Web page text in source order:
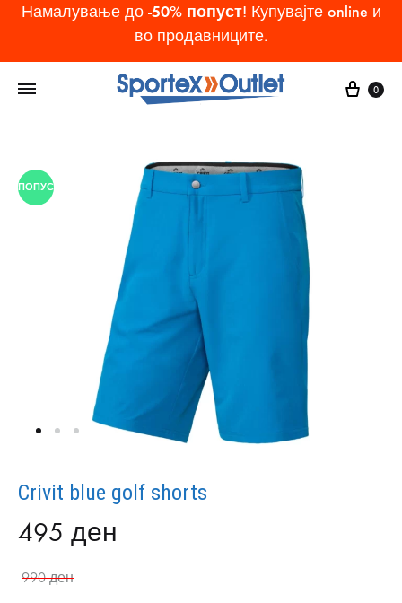
Намалување до -50% попуст! Купувајте online и
во продавниците.
Cart
0
ПОПУСТ
Crivit blue golf shorts
495 ден
990ден